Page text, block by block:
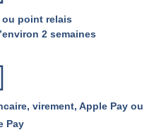
point relais
2 semaines
virement, Apple Pay ou
Pay